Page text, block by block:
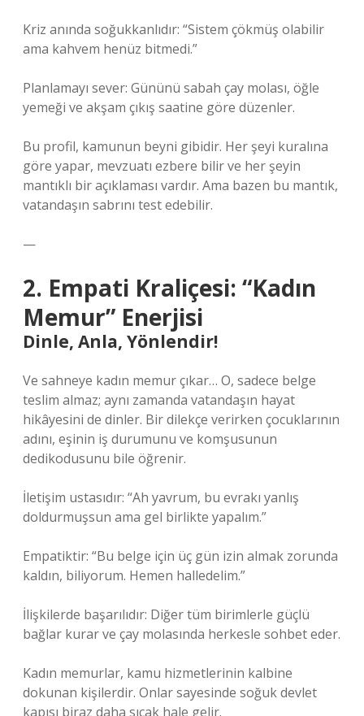
Kriz anında soğukkanlıdır: “Sistem çökmüş olabilir
ama kahvem henüz bitmedi.”
Planlamayı sever: Gününü sabah çay molası, öğle
yemeği ve akşam çıkış saatine göre düzenler.
Bu profil, kamunun beyni gibidir. Her şeyi kuralına
göre yapar, mevzuatı ezbere bilir ve her şeyin
mantıklı bir açıklaması vardır. Ama bazen bu mantık,
vatandaşın sabrını test edebilir.
—
2. Empati Kraliçesi: “Kadın
Memur” Enerjisi
Dinle, Anla, Yönlendir!
Ve sahneye kadın memur çıkar… O, sadece belge
teslim almaz; aynı zamanda vatandaşın hayat
hikâyesini de dinler. Bir dilekçe verirken çocuklarının
adını, eşinin iş durumunu ve komşusunun
dedikodusunu bile öğrenir.
İletişim ustasıdır: “Ah yavrum, bu evrakı yanlış
doldurmuşsun ama gel birlikte yapalım.”
Empatiktir: “Bu belge için üç gün izin almak zorunda
kaldın, biliyorum. Hemen halledelim.”
İlişkilerde başarılıdır: Diğer tüm birimlerle güçlü
bağlar kurar ve çay molasında herkesle sohbet eder.
Kadın memurlar, kamu hizmetlerinin kalbine
dokunan kişilerdir. Onlar sayesinde soğuk devlet
kapısı biraz daha sıcak hale gelir.